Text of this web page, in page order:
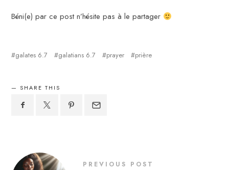
Béni(e) par ce post n’hésite pas à le partager
galates 6.7 galatians 6.7 prayer prière
SHARE THIS
PREVIOUS POST